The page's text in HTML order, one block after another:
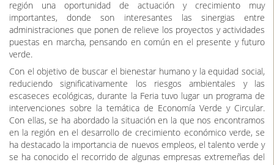
Con el objetivo de buscar el bienestar humano y la equidad social,
reduciendo significativamente los riesgos ambientales y las
escaseces ecológicas, durante la Feria tuvo lugar un programa de
intervenciones sobre la temática de Economía Verde y Circular.
Con ellas, se ha abordado la situación en la que nos encontramos
en la región en el desarrollo de crecimiento económico verde, se
ha destacado la importancia de nuevos empleos, el talento verde y
se ha conocido el recorrido de algunas empresas extremeñas del
sector.
Todo esto mientras se desarrollaba un encuentro empresarial de
más de 30 empresas que analizaron las oportunidades del sector
de mano de la ponente principal, Gema Gómez, directora ejecutiva
y fundadora de Slow Fashion Next.